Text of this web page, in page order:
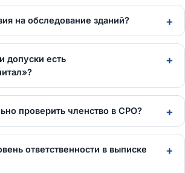
на обследование зданий?
допуски есть
проверить членство в СРО?
ответственности в выписке